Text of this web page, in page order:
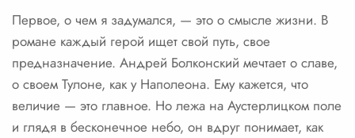
Первое, о чем я задумался, — это о смысле жизни. В
романе каждый герой ищет свой путь, свое
предназначение. Андрей Болконский мечтает о славе,
о своем Тулоне, как у Наполеона. Ему кажется, что
величие — это главное. Но лежа на Аустерлицком поле
и глядя в бесконечное небо, он вдруг понимает, как